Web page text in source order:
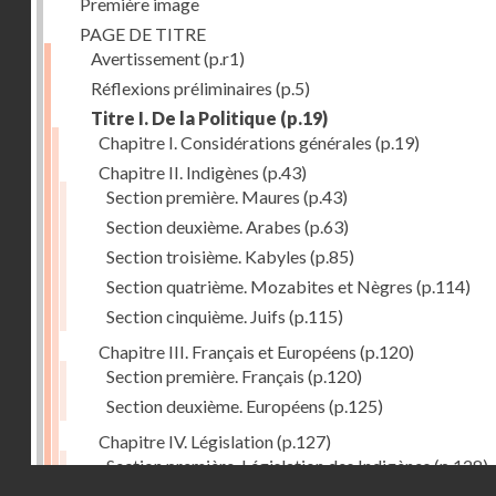
PAGE DE TITRE
Avertissement(p.r1)
Réflexions préliminaires (p.5)
Titre I. De la Politique (p.19)
Chapitre I. Considérations générales (p.19)
Chapitre II. Indigènes (p.43)
Section première. Maures (p.43)
Section deuxième. Arabes (p.63)
Section troisième. Kabyles (p.85)
Section quatrième. Mozabites et Nègres (p.114)
Section cinquième. Juifs (p.115)
Chapitre III. Français et Européens (p.120)
Section première. Français (p.120)
Section deuxième. Européens (p.125)
Chapitre IV. Législation(p.127)
Section première. Législation des Indigènes(p.128)